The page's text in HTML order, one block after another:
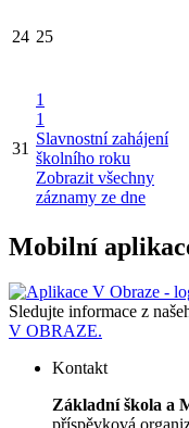
24 25
31
1
1
Slavnostní zahájení
školního roku
Zobrazit všechny
záznamy ze dne
Mobilní
Sledujte informace z
V OBRAZE.
Kontakt
Základní škola a